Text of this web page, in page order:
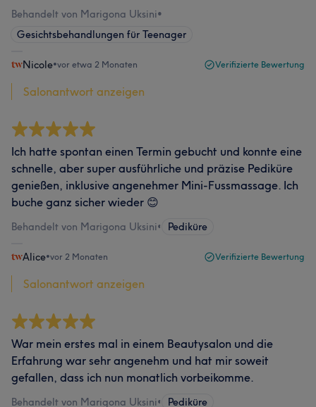
Behandelt von Marigona Uksini•
Gesichtsbehandlungen für Teenager
Nicole•vor etwa 2 Monaten Verifizierte Bewertung
Salonantwort anzeigen
Ich hatte spontan einen Termin gebucht und konnte eine
schnelle, aber super ausführliche und präzise Pediküre
genießen, inklusive angenehmer Mini-Fussmassage. Ich
buche ganz sicher wieder 😊
Behandelt von Marigona Uksini• Pediküre
Alice•vor 2 Monaten Verifizierte Bewertung
Salonantwort anzeigen
War mein erstes mal in einem Beautysalon und die
Erfahrung war sehr angenehm und hat mir soweit
gefallen, dass ich nun monatlich vorbeikomme.
Behandelt von Marigona Uksini• Pediküre